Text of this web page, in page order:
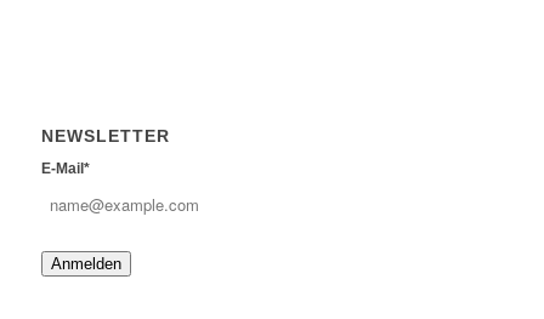
NEWSLETTER
E-Mail*
Anmelden